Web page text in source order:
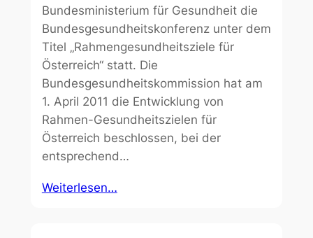
Bundesministerium für Gesundheit die
Bundesgesundheitskonferenz unter dem
Titel „Rahmengesundheitsziele für
Österreich“ statt. Die
Bundesgesundheitskommission hat am
1. April 2011 die Entwicklung von
Rahmen-Gesundheitszielen für
Österreich beschlossen, bei der
entsprechend…
Weiterlesen…